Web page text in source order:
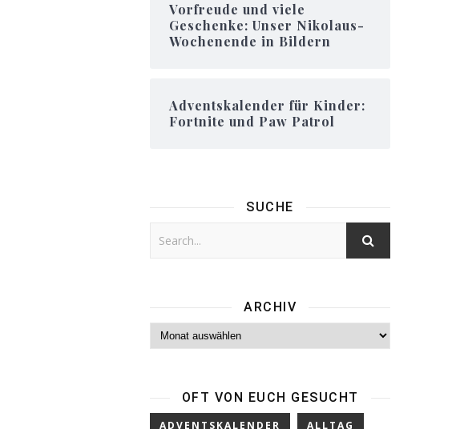
Vorfreude und viele
Geschenke: Unser Nikolaus-
Wochenende in Bildern
Adventskalender für Kinder:
Fortnite und Paw Patrol
SUCHE
ARCHIV
Archiv
OFT VON EUCH GESUCHT
ADVENTSKALENDER ALLTAG